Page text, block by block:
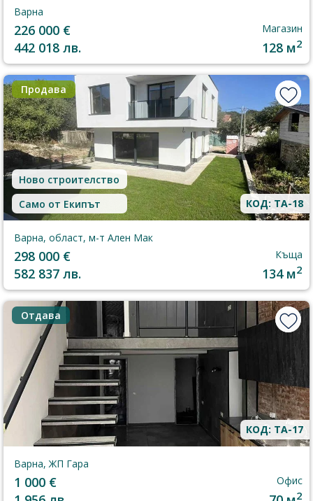
Варна
226 000 €
442 018 лв.
Магазин
128 м2
Продава
Ново строителство
Само от Екипът
КОД: TA-18
Варна, област, м-т Ален Мак
298 000 €
582 837 лв.
Къща
134 м2
Отдава
КОД: TA-17
Варна, ЖП Гара
1 000 €
Офис
2